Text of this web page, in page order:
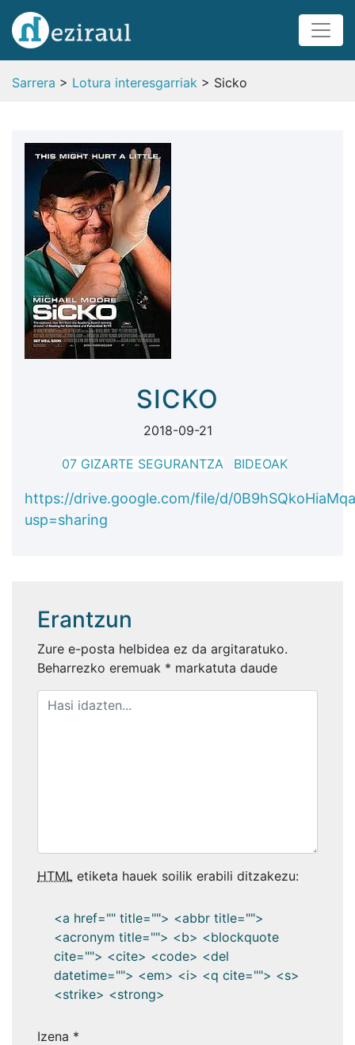
Sarrera > Lotura interesgarriak > Sicko
SICKO
2018-09-21
07 GIZARTE SEGURANTZA BIDEOAK
https://drive.google.com/file/d/
usp=sharing
Erantzun
Zure e-posta helbidea ez da argitaratuko.
Beharrezko eremuak * markatuta daude
HTML etiketa hauek soilik erabili ditzakezu:
<a href="" title=""> <abbr title="">
<acronym title=""> <b> <blockquote
cite=""> <cite> <code> <del
datetime=""> <em> <i> <q cite=""> <s>
<strike> <strong>
Izena *